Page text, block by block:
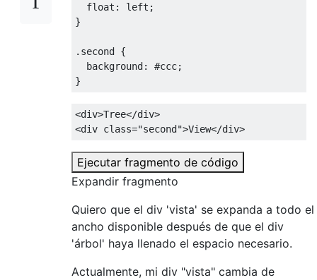
float : left ;
}
. second {
background: #ccc;
}
<div>Tree</div>
<div class="second">View</div>
Ejecutar fragmento de código
Expandir fragmento
Quiero que el div 'vista' se expanda a todo el
ancho disponible después de que el div
'árbol' haya llenado el espacio necesario.
Actualmente, mi div "vista" cambia de